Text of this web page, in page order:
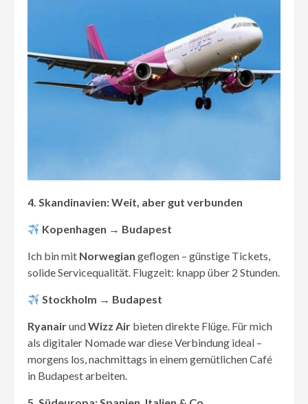
4. Skandinavien: Weit, aber gut verbunden
Kopenhagen → Budapest
Ich bin mit Norwegian geflogen – günstige Tickets,
solide Servicequalität. Flugzeit: knapp über 2 Stunden.
Stockholm → Budapest
RyanairundWizz Air bieten direkte Flüge. Für mich
als digitaler Nomade war diese Verbindung ideal –
morgens los, nachmittags in einem gemütlichen Café
in Budapest arbeiten.